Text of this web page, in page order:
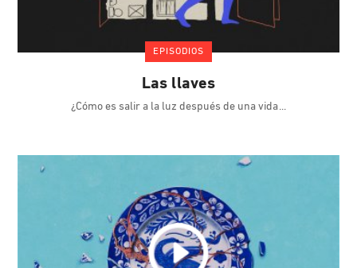
EPISODIOS
Las llaves
¿Cómo es salir a la luz después de una vida